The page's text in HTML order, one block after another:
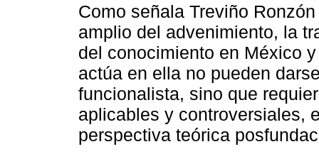
Como señala Treviño
amplio del advenimiento, la
del conocimiento en México
actúa en ella no pueden
funcionalista, sino que
aplicables y controversiales,
perspectiva teórica